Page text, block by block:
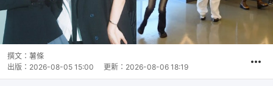
撰文： 薯條
出版： 2026-08-05 15:00 更新： 2026-08-06 18:19